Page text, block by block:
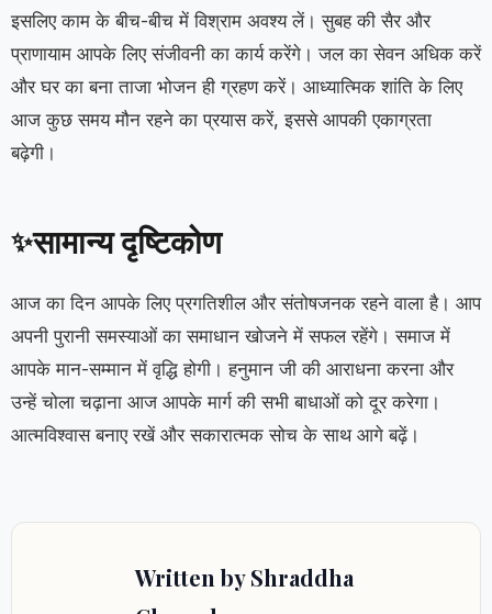
इसलिए काम के बीच-बीच में विश्राम अवश्य लें। सुबह की सैर और
प्राणायाम आपके लिए संजीवनी का कार्य करेंगे। जल का सेवन अधिक करें
और घर का बना ताजा भोजन ही ग्रहण करें। आध्यात्मिक शांति के लिए
आज कुछ समय मौन रहने का प्रयास करें, इससे आपकी एकाग्रता
बढ़ेगी।
✨सामान्य दृष्टिकोण
आज का दिन आपके लिए प्रगतिशील और संतोषजनक रहने वाला है। आप
अपनी पुरानी समस्याओं का समाधान खोजने में सफल रहेंगे। समाज में
आपके मान-सम्मान में वृद्धि होगी। हनुमान जी की आराधना करना और
उन्हें चोला चढ़ाना आज आपके मार्ग की सभी बाधाओं को दूर करेगा।
आत्मविश्वास बनाए रखें और सकारात्मक सोच के साथ आगे बढ़ें।
Written by Shraddha